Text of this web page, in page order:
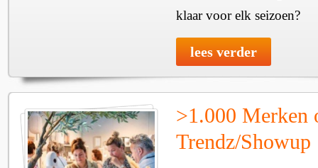
klaar voor elk seizoen?
lees verder
>1.000 Merken
Trendz/Showup